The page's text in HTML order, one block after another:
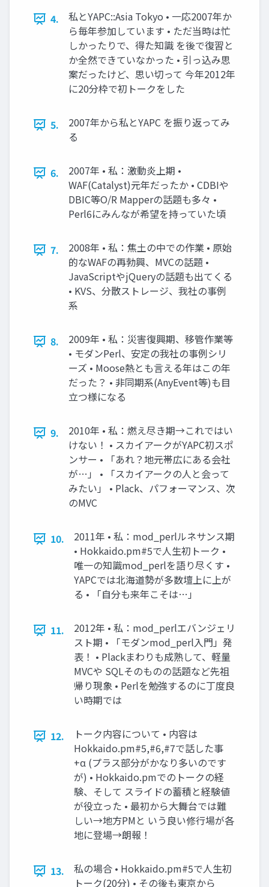
4.
私とYAPC::Asia Tokyo • 一応2007年か
ら毎年参加しています • ただ当時は忙
しかったりで、得た知識 を後で復習と
か全然できていなかった • 引っ込み思
案だったけど、思い切って 今年2012年
に20分枠で初トークをした
5.
2007年から私とYAPC を振り返ってみ
る
6.
2007年 • 私：激動炎上期 •
WAF(Catalyst)元年だったか • CDBIや
DBIC等O/R Mapperの話題も多々 •
Perl6にみんなが希望を持っていた頃
7.
2008年 • 私：焦土の中での作業 • 原始
的なWAFの再勃興、MVCの話題 •
JavaScriptやjQueryの話題も出てくる
• KVS、分散ストレージ、我社の事例
系
8.
2009年 • 私：災害復興期、移管作業等
• モダンPerl、安定の我社の事例シリ
ーズ • Moose熱とも言える年はこの年
だった？ • 非同期系(AnyEvent等)も目
立つ様になる
9.
2010年 • 私：燃え尽き期→これではい
けない！ • スカイアークがYAPC初スポ
ンサー • 「あれ？地元帯広にある会社
が…」 • 「スカイアークの人と会って
みたい」 • Plack、パフォーマンス、次
のMVC
10.
2011年 • 私：mod_perlルネサンス期
• Hokkaido.pm#5で人生初トーク •
唯一の知識mod_perlを語り尽くす •
YAPCでは北海道勢が多数壇上に上が
る • 「自分も来年こそは…」
11.
2012年 • 私：mod_perlエバンジェリ
スト期 • 「モダンmod_perl入門」発
表！ • Plackまわりも成熟して、軽量
MVCや SQLそのものの話題など先祖
帰り現象 • Perlを勉強するのに丁度良
い時期では
12.
トーク内容について • 内容は
Hokkaido.pm#5,#6,#7で話した事
+α (プラス部分がかなり多いのです
が) • Hokkaido.pmでのトークの経
験、そして スライドの蓄積と経験値
が役立った • 最初から大舞台では難
しい→地方PMと いう良い修行場が各
地に登場→朗報！
13.
私の場合 • Hokkaido.pm#5で人生初
トーク(20分) • その後も東京から